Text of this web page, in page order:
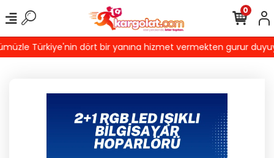
Türkiye'nin dört bir yanına hizmet vermekten gurur
0